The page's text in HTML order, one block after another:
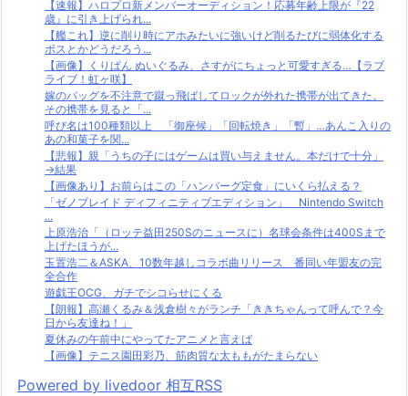
【速報】ハロプロ新メンバーオーディション！応募年齢上限が『22
歳』に引き上げられ...
【艦これ】逆に削り時にアホみたいに強いけど削るたびに弱体化する
ボスとかどうだろう...
【画像】くりぱん ぬいぐるみ、さすがにちょっと可愛すぎる…【ラブ
ライブ！虹ヶ咲】
嫁のバッグを不注意で蹴っ飛ばしてロックが外れた携帯が出てきた。
その携帯を見ると「...
呼び名は100種類以上 「御座候」「回転焼き」「暫」…あんこ入りの
あの和菓子を関...
【悲報】親「うちの子にはゲームは買い与えません。本だけで十分」
→結果
【画像あり】お前らはこの「ハンバーグ定食」にいくら払える？
「ゼノブレイド ディフィニティブエディション」 Nintendo Switch
...
上原浩治「（ロッテ益田250Sのニュースに）名球会条件は400Sまで
上げたほうが...
玉置浩二＆ASKA、10数年越しコラボ曲リリース 番同い年盟友の完
全合作
遊戯王OCG、ガチでシコらせにくる
【朗報】高瀬くるみ＆浅倉樹々がランチ「ききちゃんって呼んで？今
日から友達ね！」
夏休みの午前中にやってたアニメと言えば
【画像】テニス園田彩乃、筋肉質な太ももがたまらない
Powered by livedoor 相互RSS